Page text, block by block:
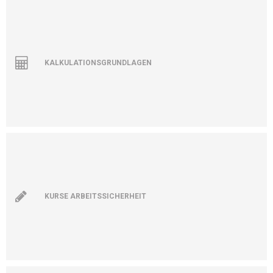
KALKULATIONSGRUNDLAGEN
KURSE ARBEITSSICHERHEIT